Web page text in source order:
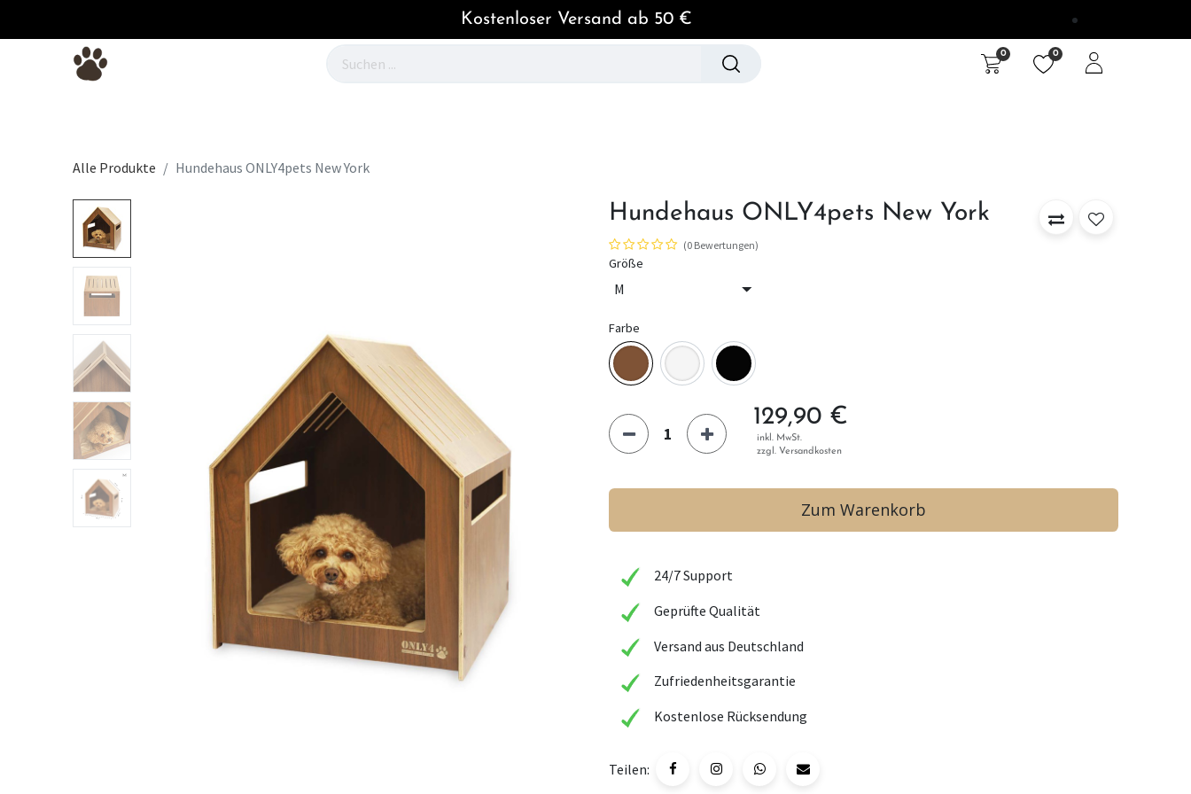
Kostenloser Versand ab 50 €
0 0
Alle Produkte Hundehaus ONLY4pets New York
Hundehaus ONLY4pets New York
(0 Bewertungen)
Größe
Farbe
129,90 €
inkl. MwSt.
zzgl. Versandkosten
Zum Warenkorb
24/7 Support
Geprüfte Qualität
Versand aus Deutschland
Zufriedenheitsgarantie
Kostenlose Rücksendung
Teilen: